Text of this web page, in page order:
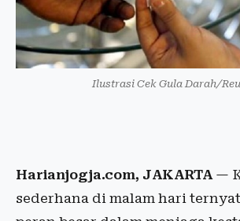
Ilustrasi Cek Gula Darah/
Harianjogja.com, JAKARTA—
sederhana di malam hari